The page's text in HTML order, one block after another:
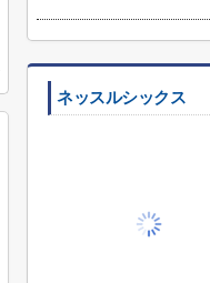
ネッスルシックス